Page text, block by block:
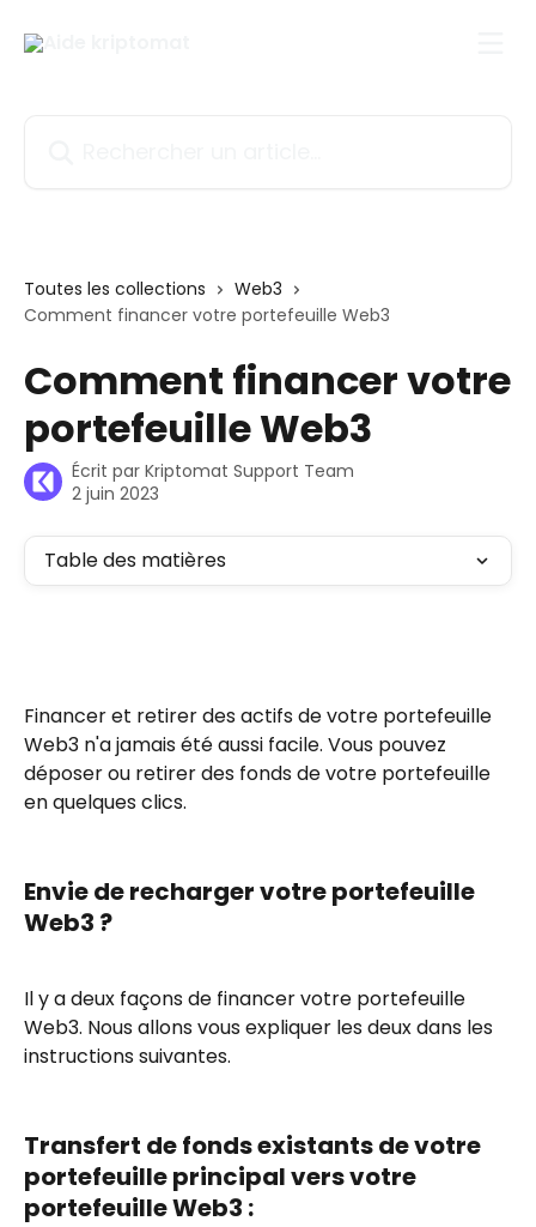
Toutes les collections
Web3
Comment financer votre portefeuille Web3
Comment financer votre
portefeuille Web3
Écrit par Kriptomat Support Team
2 juin 2023
Table des matières
Financer et retirer des actifs de votre portefeuille
Web3 n'a jamais été aussi facile. Vous pouvez
déposer ou retirer des fonds de votre portefeuille
en quelques clics.
Envie de recharger votre portefeuille
Web3 ?
Il y a deux façons de financer votre portefeuille
Web3. Nous allons vous expliquer les deux dans les
instructions suivantes.
Transfert de fonds existants de votre
portefeuille principal vers votre
portefeuille Web3 :